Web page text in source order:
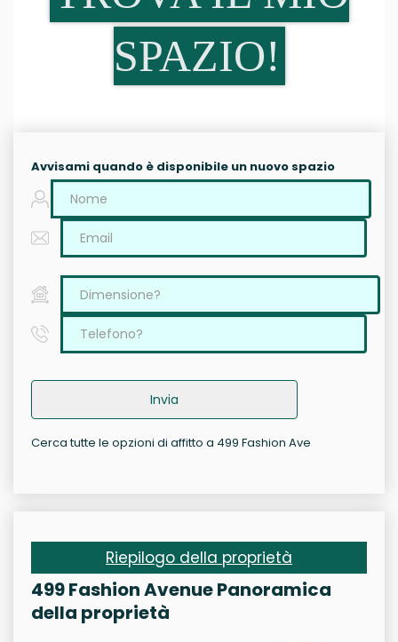
SPAZIO!
Avvisami quando è disponibile un nuovo spazio
Invia
Cerca tutte le opzioni di affitto a 499 Fashion Ave
Riepilogo della proprietà
499 Fashion Avenue Panoramica
della proprietà